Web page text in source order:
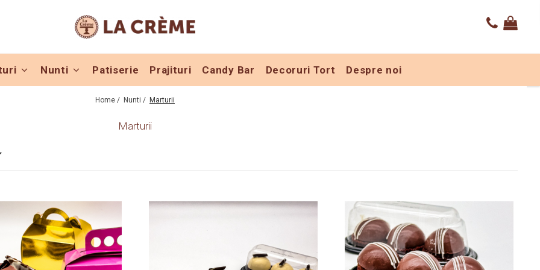
Nunti Patiserie Prajituri Candy Bar Decoruri Tort Despre noi
Home / Nunti / Marturii
Marturii